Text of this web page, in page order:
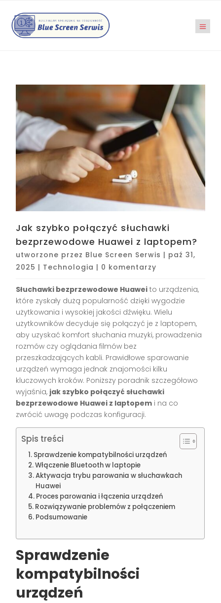
Jak szybko połączyć słuchawki
bezprzewodowe Huawei z laptopem?
utworzone przez Blue Screen Serwis | paź 31,
2025 | Technologia | 0 komentarzy
Słuchawki bezprzewodowe Huawei to urządzenia,
które zyskały dużą popularność dzięki wygodzie
użytkowania i wysokiej jakości dźwięku. Wielu
użytkowników decyduje się połączyć je z laptopem,
aby uzyskać komfort słuchania muzyki, prowadzenia
rozmów czy oglądania filmów bez
przeszkadzających kabli. Prawidłowe sparowanie
urządzeń wymaga jednak znajomości kilku
kluczowych kroków. Poniższy poradnik szczegółowo
wyjaśnia, jak szybko połączyć słuchawki
bezprzewodowe Huawei z laptopem i na co
zwrócić uwagę podczas konfiguracji.
Spis treści
Sprawdzenie kompatybilności urządzeń
Włączenie Bluetooth w laptopie
Aktywacja trybu parowania w słuchawkach
Huawei
Proces parowania i łączenia urządzeń
Rozwiązywanie problemów z połączeniem
Podsumowanie
Sprawdzenie
kompatybilności
urządzeń